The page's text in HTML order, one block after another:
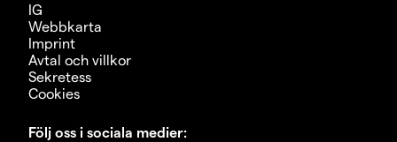
IG
Webbkarta
Imprint
Avtal och villkor
Sekretess
Cookies
Följ oss i sociala medier: